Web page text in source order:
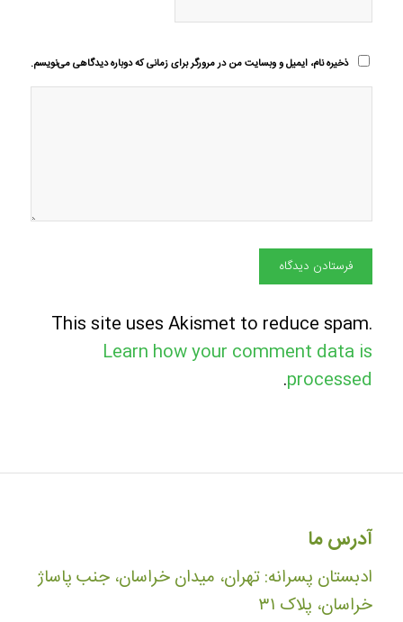
ذخیره نام، ایمیل و وبسایت من در مرورگر برای زمانی که دوباره دیدگاهی می‌نویسم.
This site uses Akismet to reduce spam.
Learn how your comment data is
processed
.
آدرس ما
ادبستان پسرانه: تهران، میدان خراسان، جنب پاساژ
خراسان، پلاک ۳۱